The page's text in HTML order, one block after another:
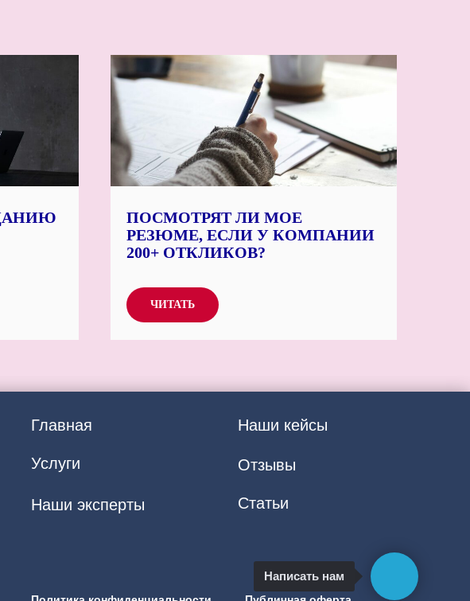
ПОСМОТРЯТ ЛИ МОЕ
РЕЗЮМЕ, ЕСЛИ У КОМПАНИИ
200+ ОТКЛИКОВ?
ЧИТАТЬ
Написать нам
Услуги
Наши эксперты
Наши кейсы
Отзывы
Статьи
Главная